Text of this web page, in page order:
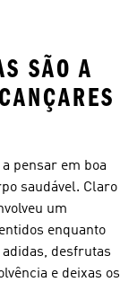
SÃO A
pensar em boa
saudável. Claro
um
enquanto
desfrutas
e deixas os